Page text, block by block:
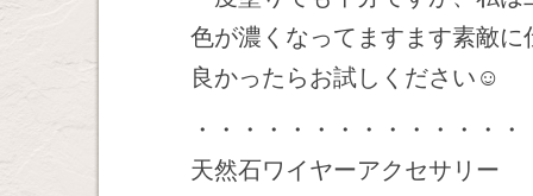
色が濃くなってますます素敵に
良かったらお試しください☺️
・・・・・・・・・・・・・・
天然石ワイヤーアクセサリー